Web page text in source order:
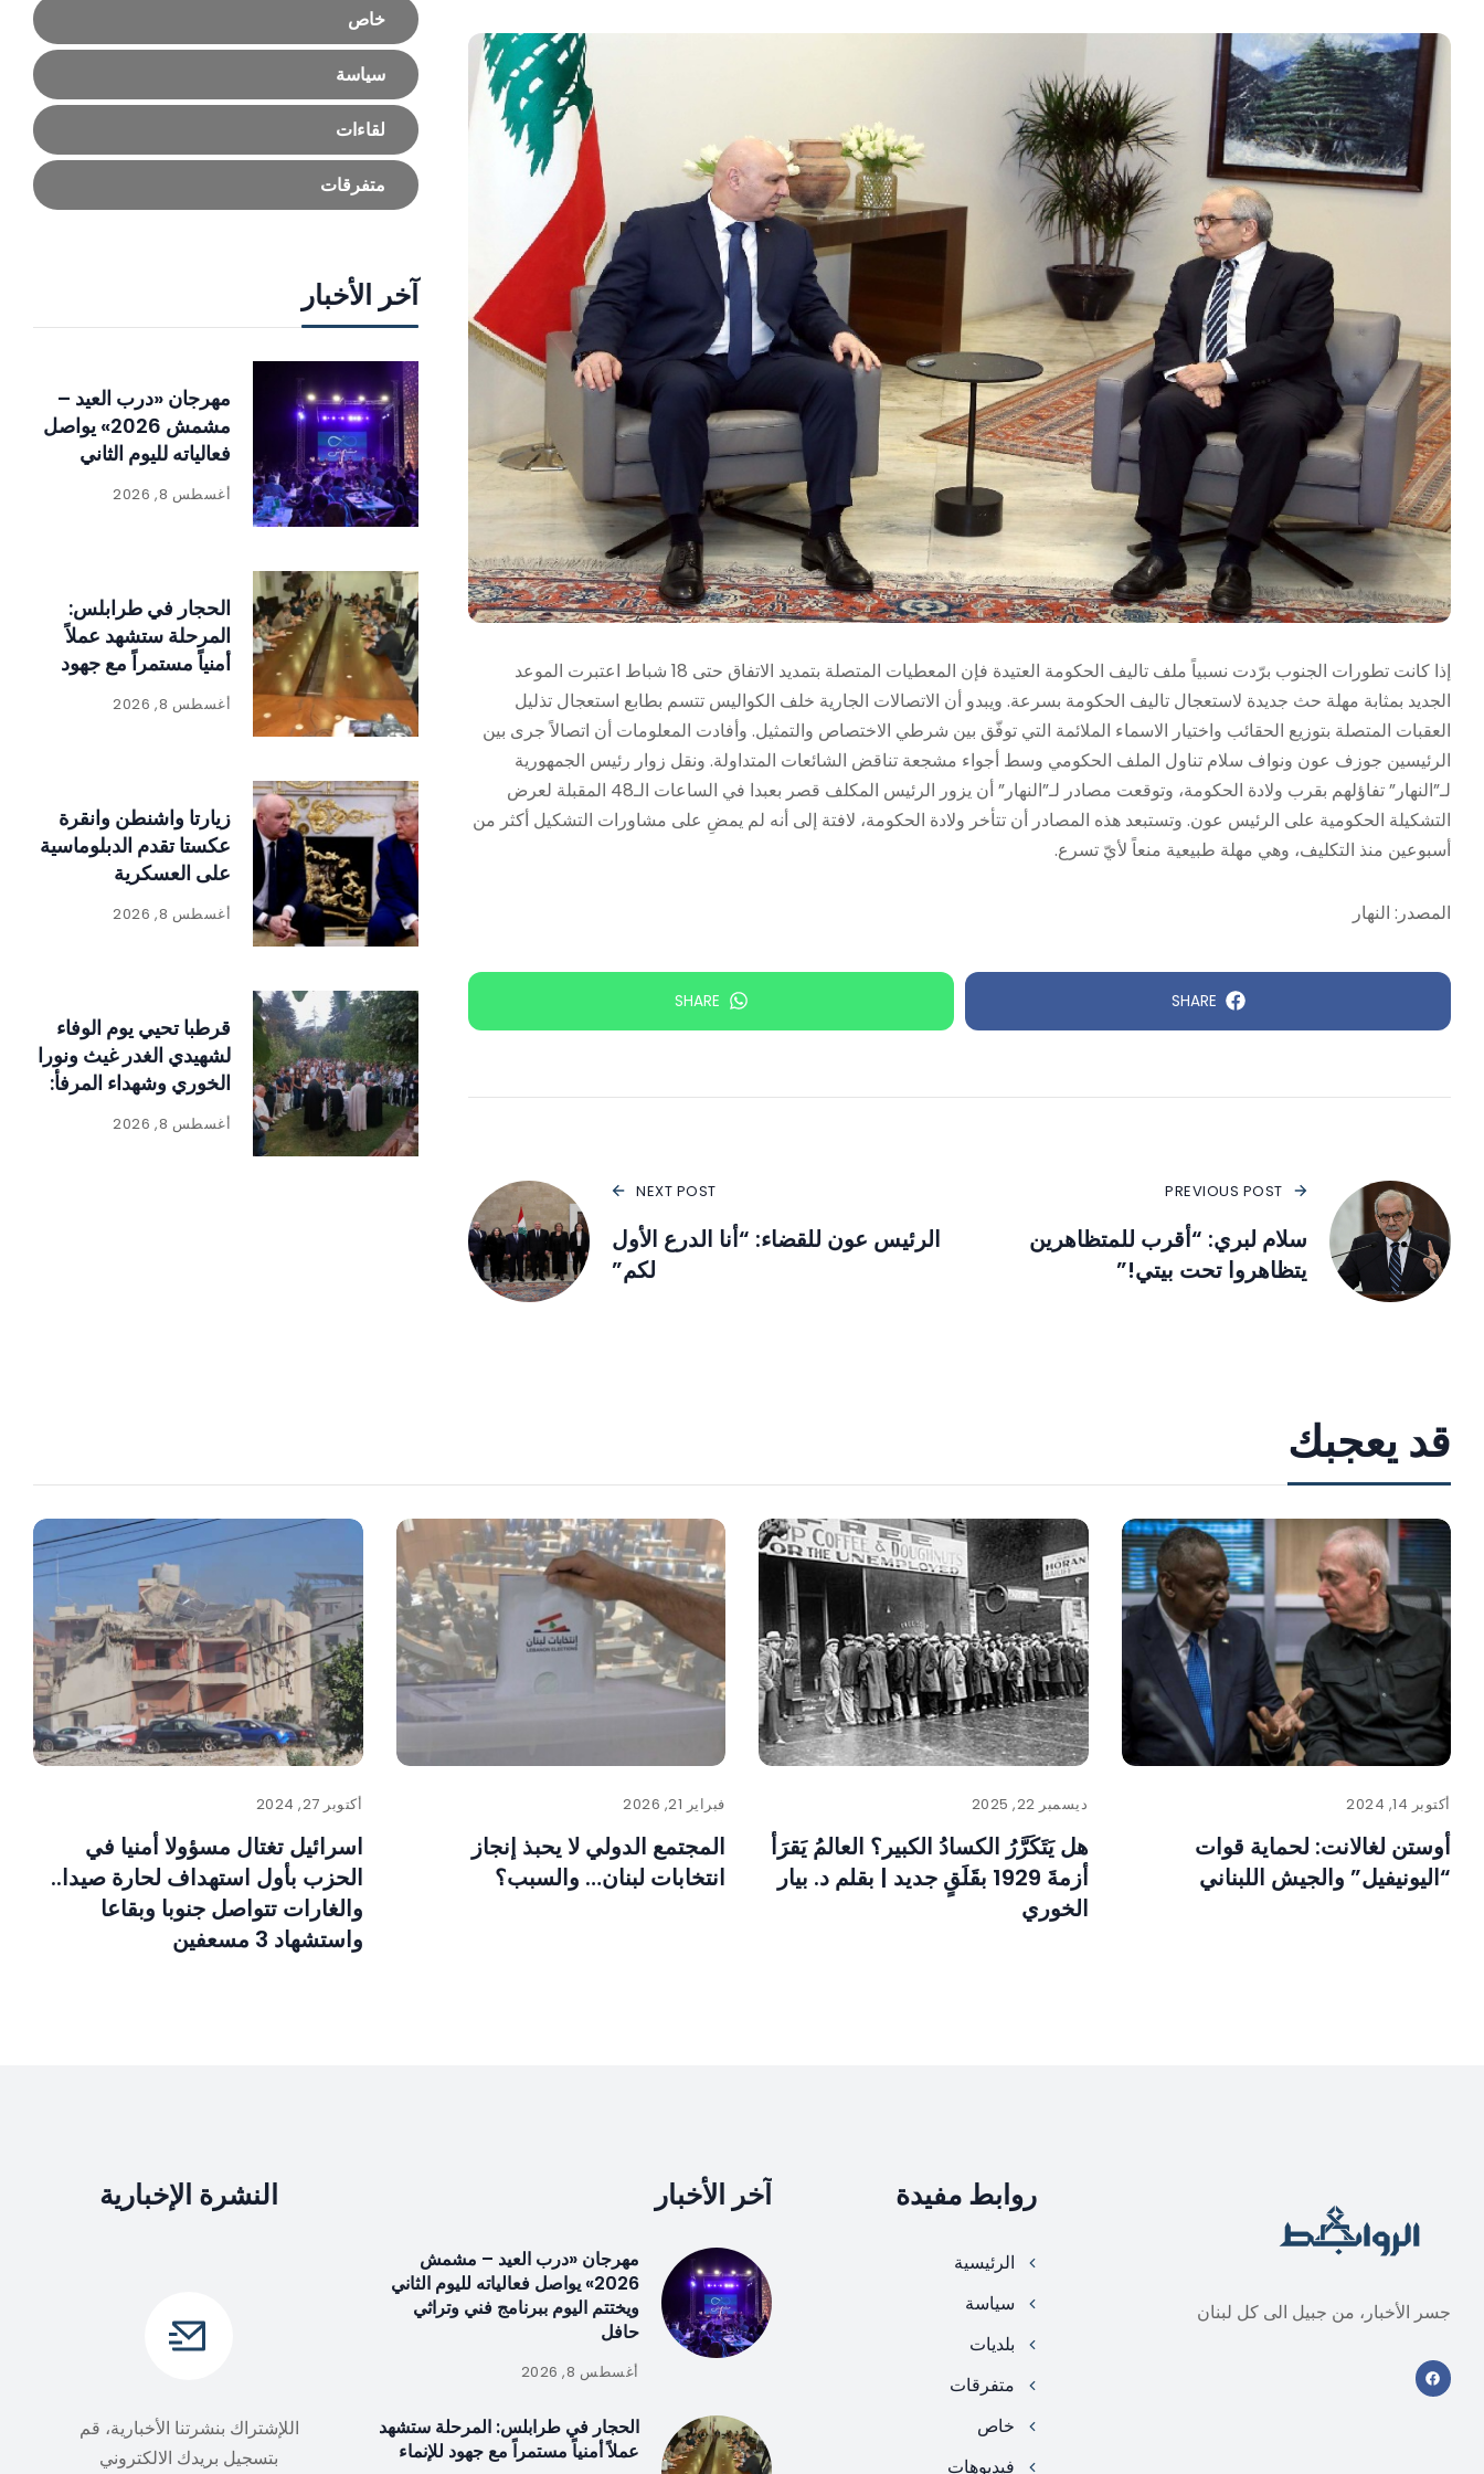
إذا كانت تطورات الجنوب برّدت نسبياً ملف تاليف الحكومة العتيدة فإن المعطيات المتصلة بتمديد الاتفاق حتى 18 شباط اعتبرت الموعد
الجديد بمثابة مهلة حث جديدة لاستعجال تاليف الحكومة بسرعة. ويبدو أن الاتصالات الجارية خلف الكواليس تتسم بطابع استعجال تذليل
العقبات المتصلة بتوزيع الحقائب واختيار الاسماء الملائمة التي توفّق بين شرطي الاختصاص والتمثيل. وأفادت المعلومات أن اتصالاً جرى بين
الرئيسين جوزف عون ونواف سلام تناول الملف الحكومي وسط أجواء مشجعة تناقض الشائعات المتداولة. ونقل زوار رئيس الجمهورية
لـ”النهار” تفاؤلهم بقرب ولادة الحكومة، وتوقعت مصادر لـ”النهار” أن يزور الرئيس المكلف قصر بعبدا في الساعات الـ48 المقبلة لعرض
التشكيلة الحكومية على الرئيس عون. وتستبعد هذه المصادر أن تتأخر ولادة الحكومة، لافتة إلى أنه لم يمضِ على مشاورات التشكيل أكثر من
أسبوعين منذ التكليف، وهي مهلة طبيعية منعاً لأيّ تسرع.
المصدر: النهار
SHARE
SHARE
PREVIOUS POST
سلام لبري: “أقرب للمتظاهرين
يتظاهروا تحت بيتي!”
NEXT POST
الرئيس عون للقضاء: “أنا الدرع الأول
لكم”
خاص
سياسة
لقاءات
متفرقات
آخر الأخبار
مهرجان «درب العيد –
مشمش 2026» يواصل
فعالياته لليوم الثاني
ويختتم اليوم ببرنامج فني
وتراثي حافل
أغسطس 8, 2026
الحجار في طرابلس:
المرحلة ستشهد عملاً
أمنياً مستمراً مع جهود
للإنماء
أغسطس 8, 2026
زيارتا واشنطن وانقرة
عكستا تقدم الدبلوماسية
على العسكرية
أغسطس 8, 2026
قرطبا تحيي يوم الوفاء
لشهيدي الغدر غيث ونورا
الخوري وشهداء المرفأ:
«الحقيقة لا تموت
والعدالة لا بد أن تتحقق
أغسطس 8, 2026
قد يعجبك
أكتوبر 14, 2024
أوستن لغالانت: لحماية قوات
“اليونيفيل” والجيش اللبناني
ديسمبر 22, 2025
هل يَتَكَرَّرُ الكسادُ الكبير؟ العالمُ يَقرَأُ
أزمةَ 1929 بقَلَقٍ جديد | بقلم د. بيار
الخوري
فبراير 21, 2026
المجتمع الدولي لا يحبذ إنجاز
انتخابات لبنان… والسبب؟
أكتوبر 27, 2024
اسرائيل تغتال مسؤولا أمنيا في
الحزب بأول استهداف لحارة صيدا..
والغارات تتواصل جنوبا وبقاعا
واستشهاد 3 مسعفين
جسر الأخبار، من جبيل الى كل لبنان
روابط مفيدة
الرئيسية
سياسة
بلديات
متفرقات
خاص
فيديوهات
آخر الأخبار
مهرجان «درب العيد – مشمش
2026» يواصل فعالياته لليوم الثاني
ويختتم اليوم ببرنامج فني وتراثي
حافل
أغسطس 8, 2026
الحجار في طرابلس: المرحلة ستشهد
عملاً أمنياً مستمراً مع جهود للإنماء
النشرة الإخبارية
اللإشتراك بنشرتنا الأخبارية، قم
بتسجيل بريدك الالكتروني